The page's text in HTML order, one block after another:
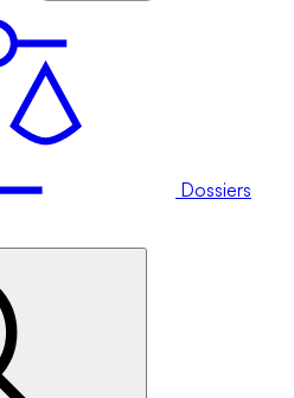
Dossiers